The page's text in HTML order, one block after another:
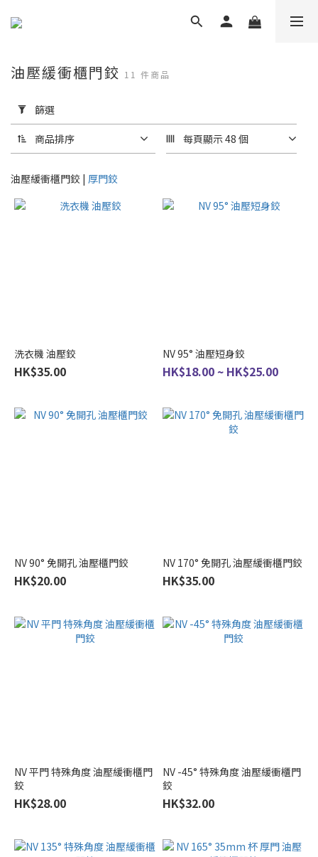
用
篩
選
(0/20)
油壓緩衝櫃門鉸 11 件商品
篩選
商品排序 每頁顯示 48 個
油壓緩衝櫃門鉸 | 厚門鉸
洗衣機 油壓鉸
HK$35.00
NV 95° 油壓短身鉸
HK$18.00 ~ HK$25.00
NV 90° 免開孔 油壓櫃門鉸
HK$20.00
NV 170° 免開孔 油壓緩衝櫃門鉸
HK$35.00
NV 平門 特殊角度 油壓緩衝櫃門
鉸
HK$28.00
NV -45° 特殊角度 油壓緩衝櫃門
鉸
HK$32.00